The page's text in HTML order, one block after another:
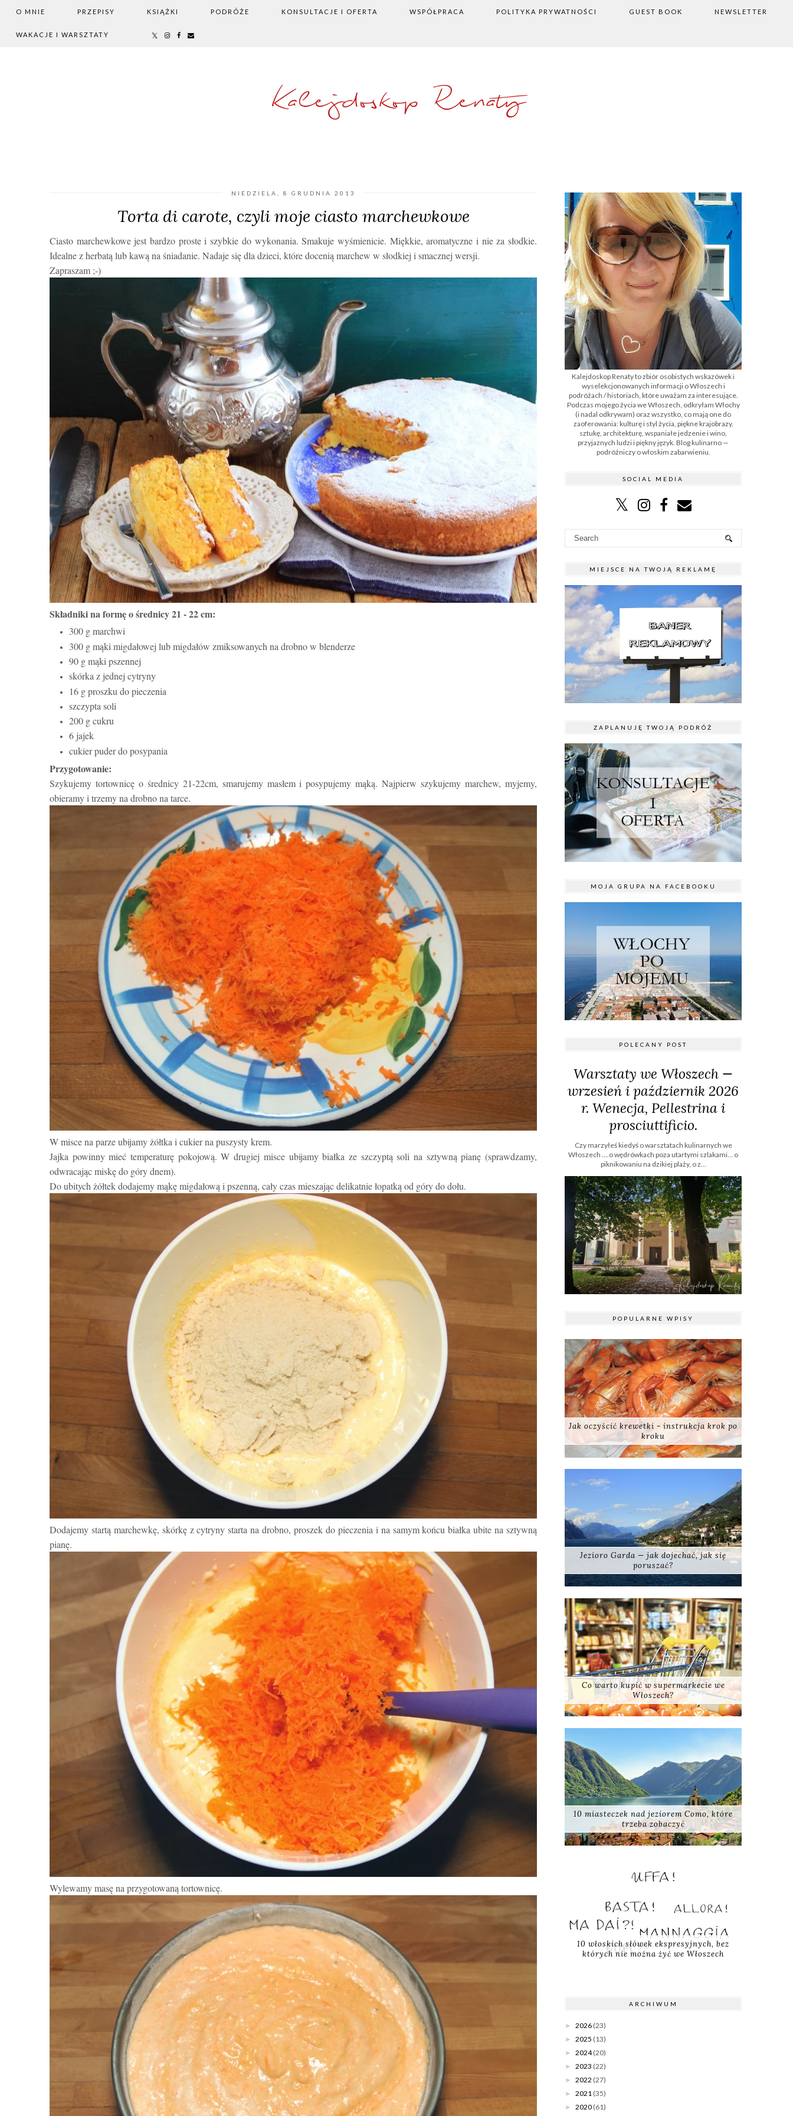
O MNIE PRZEPISY KSIĄŻKI PODRÓŻE KONSULTACJE I OFERTA WSPÓŁPRACA POLITYKA PRYWATNOŚCI GUEST BOOK NEWSLETTER
WAKACJE I WARSZTATY
Kalejdoskop Renaty
NIEDZIELA, 8 GRUDNIA 2013
Torta di carote, czyli moje ciasto marchewkowe
Ciasto marchewkowe jest bardzo proste i szybkie do wykonania. Smakuje wyśmienicie. Miękkie, aromatyczne i nie za słodkie.
Idealne z herbatą lub kawą na śniadanie. Nadaje się dla dzieci, które docenią marchew w słodkiej i smacznej wersji.
Zapraszam ;-)
Składniki na formę o średnicy21 - 22 cm:
300 g marchwi
300 g mąki migdałowej lub migdałów zmiksowanych na drobno w blenderze
90 g mąki pszennej
skórka z jednej cytryny
16 g proszku do pieczenia
szczypta soli
200 g cukru
6 jajek
cukier puder do posypania
Przygotowanie:
Szykujemy tortownicę o średnicy 21-22cm, smarujemy masłem i posypujemy mąką. Najpierw szykujemy marchew, myjemy,
obieramy i trzemy na drobno na tarce.
W misce na parze ubijamy żółtka i cukier na puszysty krem.
Jajka powinny mieć temperaturę pokojową. W drugiej misce ubijamy białka ze szczyptą soli na sztywną pianę (sprawdzamy,
odwracając miskę do góry dnem).
Do ubitych żółtek dodajemy mąkę migdałową i pszenną, cały czas mieszając delikatnie łopatką od góry do dołu.
Dodajemy startą marchewkę, skórkę z cytryny starta na drobno, proszek do pieczenia i na samym końcu białka ubite na sztywną
pianę.
Wylewamy masę na przygotowaną tortownicę.
Kalejdoskop Renaty to zbiór osobistych wskazówek i
wyselekcjonowanych informacji o Włoszech i
podróżach / historiach, które uważam za interesujące.
Podczas mojego życia we Włoszech, odkryłam Włochy
(i nadal odkrywam) oraz wszystko, co mają one do
zaoferowania: kulturę i styl życia, piękne krajobrazy,
sztukę, architekturę, wspaniałe jedzenie i wino,
przyjaznych ludzi i piękny język. Blog kulinarno —
podróżniczy o włoskim zabarwieniu.
SOCIAL MEDIA
MIEJSCE NA TWOJĄ REKLAMĘ
ZAPLANUJĘ TWOJĄ PODRÓŻ
MOJA GRUPA NA FACEBOOKU
POLECANY POST
Warsztaty we Włoszech —
wrzesień i październik 2026
r. Wenecja, Pellestrina i
prosciuttificio.
Czy marzyłeś kiedyś o warsztatach kulinarnych we
Włoszech ....o wędrówkach poza utartymi szlakami… o
piknikowaniu na dzikiej plaży, o z...
POPULARNE WPISY
Jak oczyścić krewetki - instrukcja krok po
kroku
Jezioro Garda — jak dojechać, jak się
poruszać?
Co warto kupić w supermarkecie we
Włoszech?
10 miasteczek nad jeziorem Como, które
trzeba zobaczyć
10 włoskich słówek ekspresyjnych, bez
których nie można żyć we Włoszech
ARCHIWUM
► 2026 (23)
► 2025 (13)
► 2024 (20)
► 2023 (22)
► 2022 (27)
► 2021 (35)
► 2020 (61)